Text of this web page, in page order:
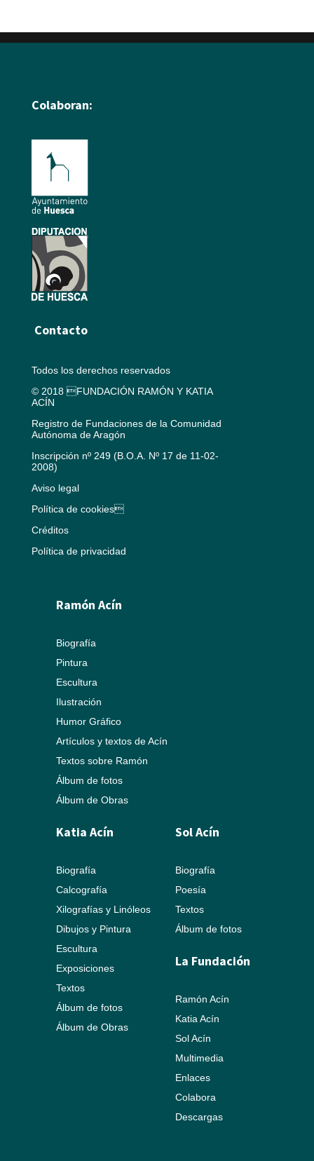
Colaboran:
Contacto
Todos los derechos reservados
© 2018 FUNDACIÓN RAMÓN Y KATIA
ACÍN
Registro de Fundaciones de la Comunidad
Autónoma de Aragón
Inscripción nº 249 (B.O.A. Nº 17 de 11-02-
2008)
Aviso legal
Política de cookies
Créditos
Política de privacidad
Ramón Acín
Biografía
Pintura
Escultura
Ilustración
Humor Gráfico
Artículos y textos de Acín
Textos sobre Ramón
Álbum de fotos
Álbum de Obras
Katia Acín
Biografía
Calcografía
Xilografías y Linóleos
Dibujos y Pintura
Escultura
Exposiciones
Textos
Álbum de fotos
Álbum de Obras
Sol Acín
Biografía
Poesía
Textos
Álbum de fotos
La Fundación
Ramón Acín
Katia Acín
Sol Acín
Multimedia
Enlaces
Colabora
Descargas